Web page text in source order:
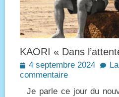
KAORI « Dans
Posted
on
4 septembre 2024
commentaire
Je parle ce jour du